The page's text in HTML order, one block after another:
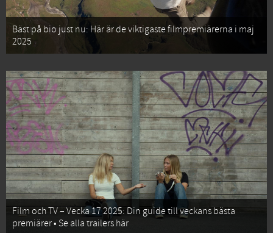
Bäst på bio just nu: Här är de viktigaste filmpremiärerna i maj
2025
Film och TV – Vecka 17 2025: Din guide till veckans bästa
premiärer • Se alla trailers här